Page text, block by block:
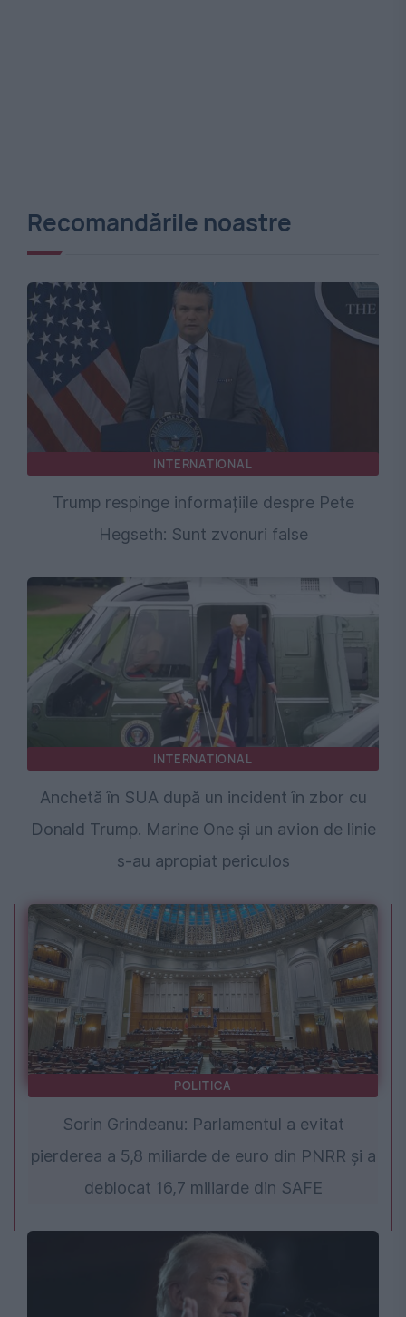
Recomandările noastre
INTERNATIONAL
Trump respinge informațiile despre Pete
Hegseth: Sunt zvonuri false
INTERNATIONAL
Anchetă în SUA după un incident în zbor cu
Donald Trump. Marine One și un avion de linie
s-au apropiat periculos
POLITICA
Sorin Grindeanu: Parlamentul a evitat
pierderea a 5,8 miliarde de euro din PNRR și a
deblocat 16,7 miliarde din SAFE